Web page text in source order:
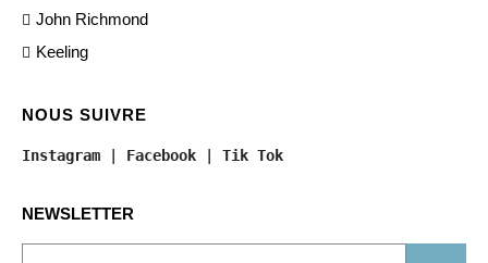
John Richmond
Keeling
NOUS SUIVRE
Instagram Facebook Tik Tok
NEWSLETTER